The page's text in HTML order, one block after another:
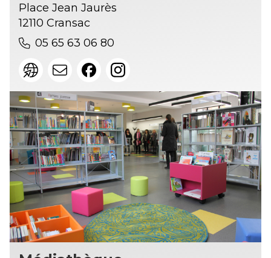
Place Jean Jaurès
12110 Cransac
05 65 63 06 80